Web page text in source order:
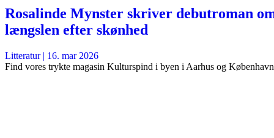
Rosalinde Mynster skriver debutroman
længslen efter skønhed
Litteratur| 16. mar 2026
Find vores trykte magasin Kulturspind i byen i Aarhus og København